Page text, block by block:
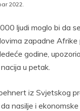
2022.
ljudi moglo bi da
zapadne Afrike
godine,
u petak.
iz Svjetskog
nasilje i